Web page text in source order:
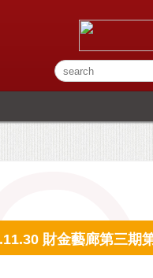
財金藝廊第三期